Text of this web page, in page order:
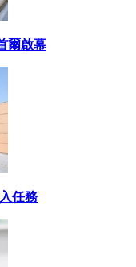
爾啟幕
任務